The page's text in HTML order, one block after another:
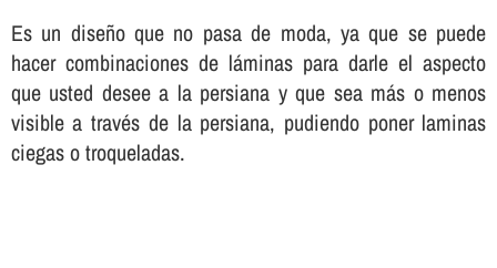
Es un diseño que no pasa de moda, ya que se puede
hacer combinaciones de láminas para darle el aspecto
que usted desee a la persiana y que sea más o menos
visible a través de la persiana, pudiendo poner laminas
ciegas o troqueladas.